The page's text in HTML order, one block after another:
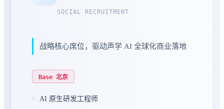
SOCIAL RECRUITMENT
战略核心席位，驱动声学 AI 全球化商业落地
Base 北京
AI 原生研发工程师